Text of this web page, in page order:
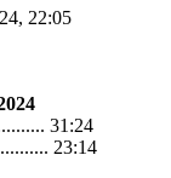
22:05
31:24
23:14